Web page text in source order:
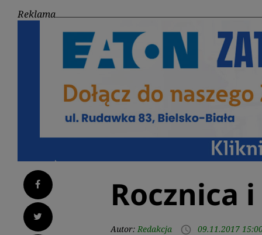
Reklama
Facebook
Twitter
Rocznica
Autor: Redakcja access_time 09.11.2017